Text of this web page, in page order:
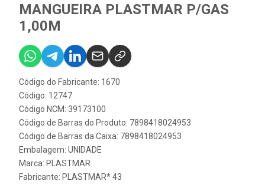
MANGUEIRA PLASTMAR P/GAS
1,00M
Código do Fabricante: 1670
Código: 12747
Código NCM: 39173100
Código de Barras do Produto: 7898418024953
Código de Barras da Caixa: 7898418024953
Embalagem: UNIDADE
Marca: PLASTMAR
Fabricante: PLASTMAR* 43